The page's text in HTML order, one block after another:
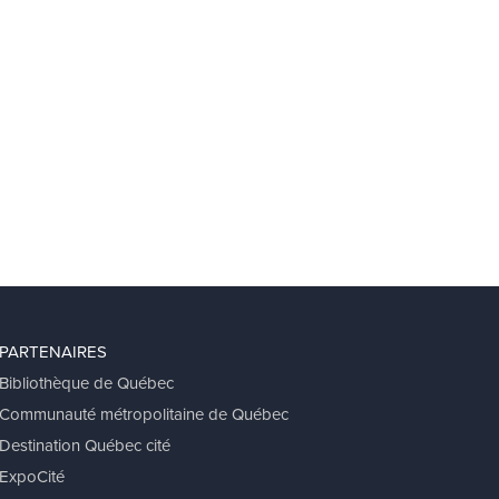
PARTENAIRES
Bibliothèque de Québec
Communauté métropolitaine de Québec
Destination Québec cité
ExpoCité